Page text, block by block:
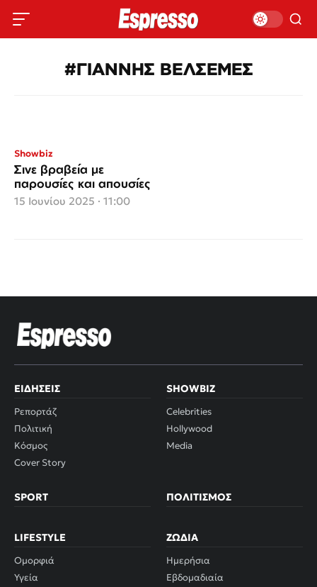
#ΓΙΑΝΝΗΣ ΒΕΛΣΕΜΕΣ
Showbiz
Σινε βραβεία με
παρουσίες και απουσίες
15 Ιουνίου 2025 · 11:00
ΕΙΔΉΣΕΙΣ
Ρεπορτάζ
Πολιτική
Κόσμος
Cover Story
SHOWBIZ
Celebrities
Hollywood
Media
SPORT ΠΟΛΙΤΙΣΜΌΣ
LIFESTYLE
Ομορφιά
Υγεία
ΖΏΔΙΑ
Ημερήσια
Εβδομαδιαία